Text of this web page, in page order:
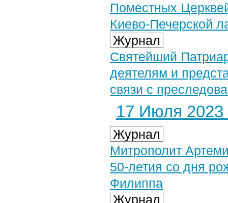
Поместных
Киево-Печерской
Журнал
Святейший
деятелям и
связи с
17 Июля 2023
Журнал
Митрополит
50-летия со дня
Филиппа
Журнал